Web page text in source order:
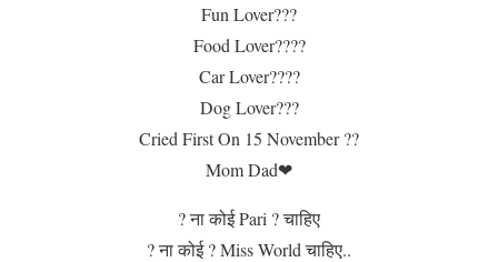
Fun Lover???
Food Lover????
Car Lover????
Dog Lover???
Cried First On 15 November ??
Mom Dad❤
? ना कोई Pari ? चाहिए
? ना कोई ? Miss World चाहिए..